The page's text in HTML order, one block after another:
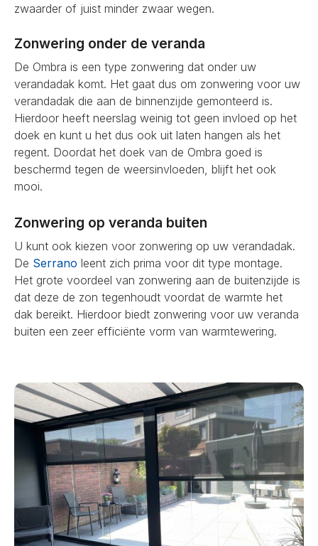
zwaarder of juist minder zwaar wegen.
Zonwering onder de veranda
De Ombra is een type zonwering dat onder uw
verandadak komt. Het gaat dus om zonwering voor uw
verandadak die aan de binnenzijde gemonteerd is.
Hierdoor heeft neerslag weinig tot geen invloed op het
doek en kunt u het dus ook uit laten hangen als het
regent. Doordat het doek van de Ombra goed is
beschermd tegen de weersinvloeden, blijft het ook
mooi.
Zonwering op veranda buiten
U kunt ook kiezen voor zonwering op uw verandadak.
De Serrano leent zich prima voor dit type montage.
Het grote voordeel van zonwering aan de buitenzijde is
dat deze de zon tegenhoudt voordat de warmte het
dak bereikt. Hierdoor biedt zonwering voor uw veranda
buiten een zeer efficiënte vorm van warmtewering.